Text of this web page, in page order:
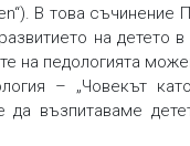
В това съчинение
на детето
на педологията
– „Човекът
да възпитаваме